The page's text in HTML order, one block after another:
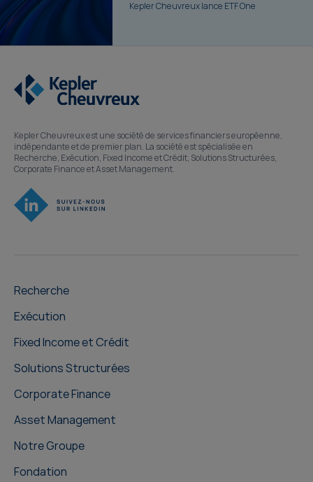
Kepler Cheuvreux lance ETF One
Kepler Cheuvreux est une société de services financiers européenne,
indépendante et de premier plan. La société est spécialisée en
Recherche, Exécution, Fixed Income et Crédit, Solutions Structurées,
Corporate Finance et Asset Management.
Recherche
Exécution
Fixed Income et Crédit
Solutions Structurées
Corporate Finance
Asset Management
Notre Groupe
Fondation